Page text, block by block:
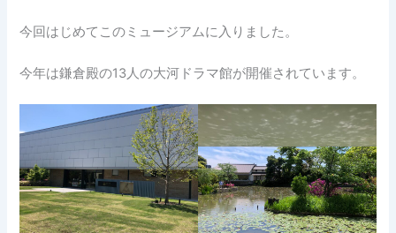
今回はじめてこのミュージアムに入りました。
今年は鎌倉殿の13人の大河ドラマ館が開催されています。